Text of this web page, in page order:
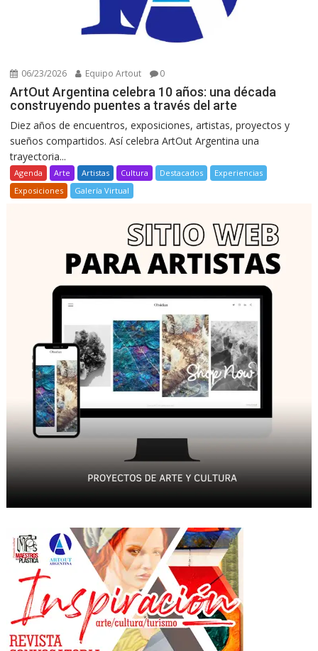
06/23/2026 Equipo Artout 0
ArtOut Argentina celebra 10 años: una década
construyendo puentes a través del arte
Diez años de encuentros, exposiciones, artistas, proyectos y
sueños compartidos. Así celebra ArtOut Argentina una
trayectoria...
Agenda Arte Artistas Cultura Destacados
Experiencias
Exposiciones
Galería Virtual